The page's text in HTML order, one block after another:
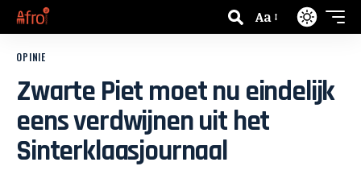
Aa
OPINIE
Zwarte Piet moet nu eindelijk
eens verdwijnen uit het
Sinterklaasjournaal